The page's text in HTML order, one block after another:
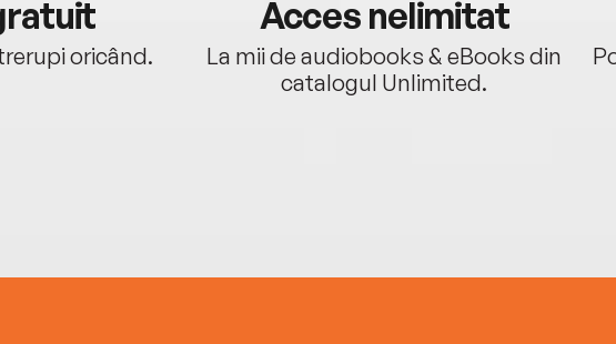
oricând.
Acces nelimitat
La mii de audiobooks & eBooks din
catalogul Unlimited.